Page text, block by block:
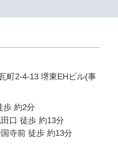
町2-4-13 堺東EHビル(事
歩 約2分
口 徒歩 約13分
寺前 徒歩 約13分